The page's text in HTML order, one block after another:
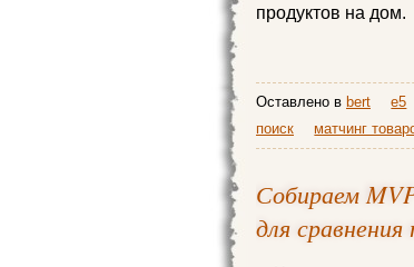
продуктов на дом.
Оставлено в bert e5
поиск
матчинг
Собираем
для